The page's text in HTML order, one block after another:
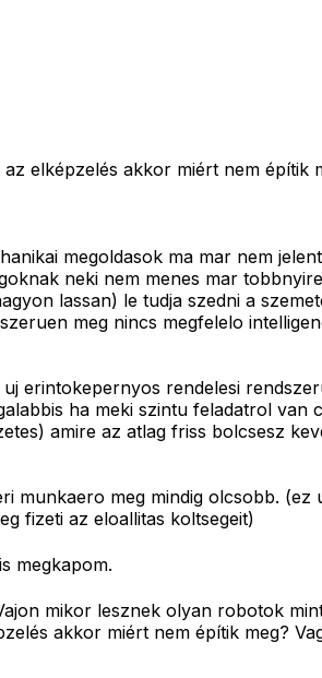
elképzelés akkor miért nem építik
megoldasok ma mar nem
neki nem menes mar
lassan) le tudja szedni a
meg nincs megfelelo
erintokepernyos rendelesi
ha meki szintu feladatrol van
amire az atlag friss bolcsesz
munkaero meg mindig olcsobb.
fizeti az eloallitas koltsegeit)
megkapom.
mikor lesznek olyan robotok
akkor miért nem építik meg?